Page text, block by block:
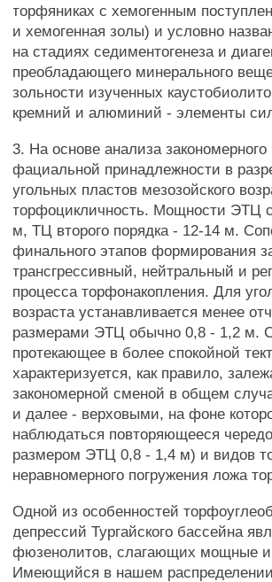
торфяниках с хемогенным
и хемогенная золы) и условно
на стадиях седиментогенеза и
преобладающего минерального
зольности изученных
кремний и алюминий - элементы
3. На основе анализа
фациальной принадлежности в
угольных пластов мезозойского
торфоцикличность. Мощности ЭТЦ
м, ТЦ второго порядка - 12-14 м.
финального этапов формирования
трансгрессивный, нейтральный и
процесса торфонакопления. Для
возраста устанавливается менее
размерами ЭТЦ обычно 0,8 - 1,2 м.
протекающее в более спокойной
характеризуется, как правило,
закономерной сменой в общем
и далее - верховыми, на фоне
наблюдаться повторяющееся
размером ЭТЦ 0,8 - 1,4 м) и видов
неравномерного погружения ложа
Одной из особенностей
депрессий Тургайского бассейна
фюзенолитов, слагающих мощные
Имеющийся в нашем